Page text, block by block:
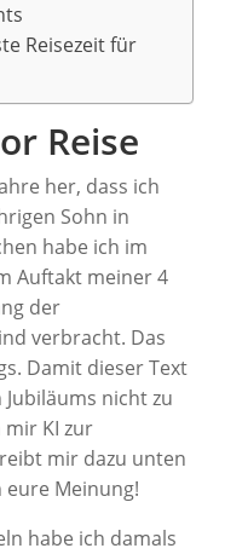
Reisezeit für
Reise
her, dass ich
Sohn in
habe ich im
Auftakt meiner 4
der
verbracht. Das
Damit dieser Text
nicht zu
KI zur
mir dazu unten
Meinung!
habe ich damals